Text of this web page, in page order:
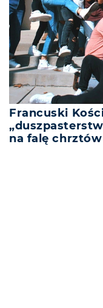
Francuski
na falę